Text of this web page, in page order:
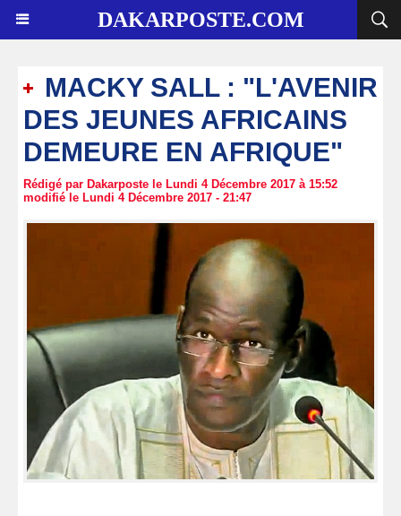
DAKARPOSTE.COM
MACKY SALL : "L'AVENIR
DES JEUNES AFRICAINS
DEMEURE EN AFRIQUE"
Rédigé par Dakarposte le Lundi 4 Décembre 2017 à 15:52
modifié le Lundi 4 Décembre 2017 - 21:47